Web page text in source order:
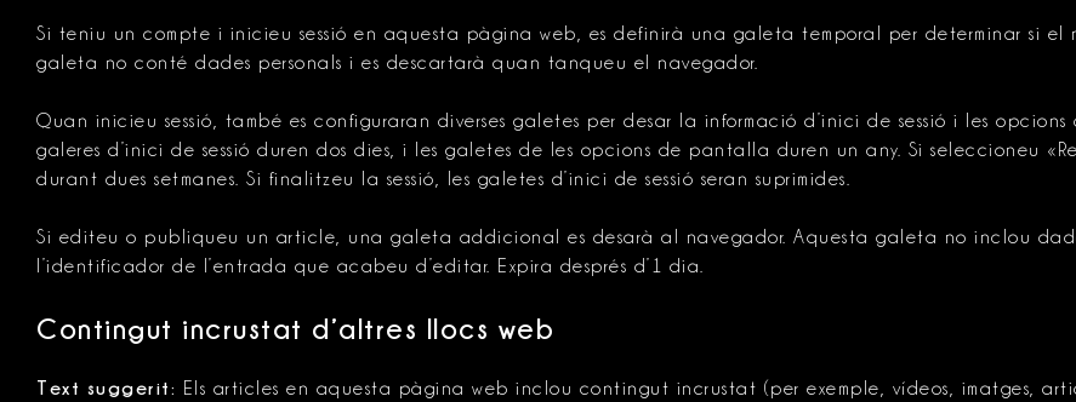
Si teniu un compte i inicieu sessió en aquesta pàgina web, es definirà una galeta temporal per determinar si
galeta no conté dades personals i es descartarà quan tanqueu el navegador.
Quan inicieu sessió, també es configuraran diverses galetes per desar la informació d’inici de sessió i les
galeres d’inici de sessió duren dos dies, i les galetes de les opcions de pantalla duren un any. Si seleccioneu
durant dues setmanes. Si finalitzeu la sessió, les galetes d’inici de sessió seran suprimides.
Si editeu o publiqueu un article, una galeta addicional es desarà al navegador. Aquesta galeta no inclou
l’identificador de l’entrada que acabeu d’editar. Expira després d’1 dia.
Contingut incrustat d’altres llocs web
Text suggerit: Els articles en aquesta pàgina web inclou contingut incrustat (per exemple, vídeos, imatges,